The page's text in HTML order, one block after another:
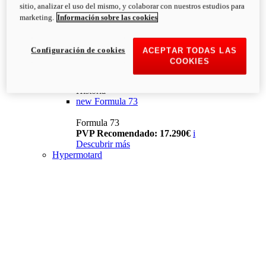
Historia
new Formula 73
Formula 73
PVP Recomendado: 17.290€ i
Descubrir más
Hypermotard
sitio, analizar el uso del mismo, y colaborar con nuestros estudios para
marketing. Información sobre las cookies
ACEPTAR TODAS LAS
COOKIES
Configuración de cookies